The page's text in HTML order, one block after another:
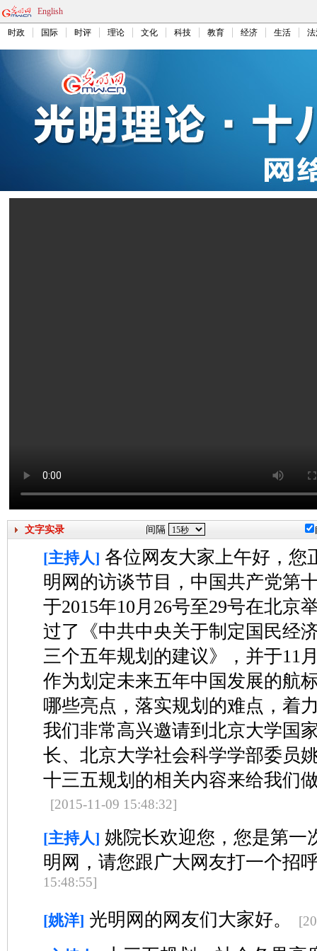
English
时政 国际 时评 理论 文化 科技 教育 经济 生活
文字实录 间隔